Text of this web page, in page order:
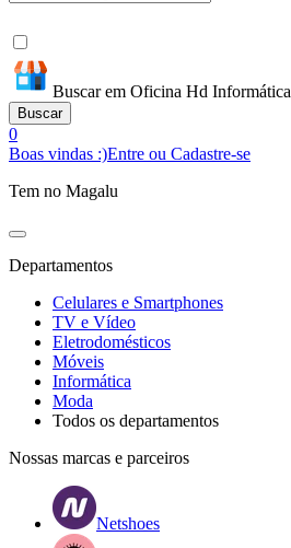
Buscar em Oficina Hd Informática
Buscar
0
Boas vindas :)Entre ou Cadastre-se
Tem no Magalu
Departamentos
Celulares e Smartphones
TV e Vídeo
Eletrodomésticos
Móveis
Informática
Moda
Todos os departamentos
Nossas marcas e parceiros
Netshoes